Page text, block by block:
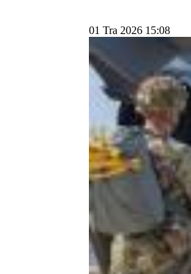
01 Tra 2026 15:08